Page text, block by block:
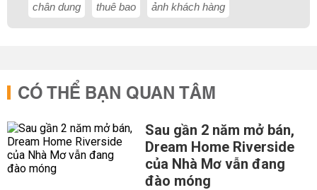
chân dung thuê bao ảnh khách hàng
CÓ THỂ BẠN QUAN TÂM
Sau gần 2 năm mở bán,
Dream Home Riverside
của Nhà Mơ vẫn đang
đào móng